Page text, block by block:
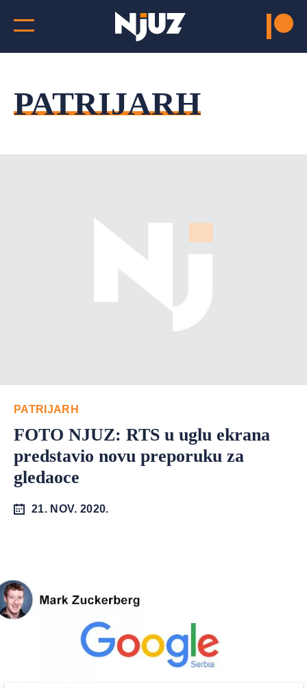
PATRIJARH
PATRIJARH
FOTO NJUZ: RTS u uglu ekrana
predstavio novu preporuku za
gledaoce
21. NOV. 2020.